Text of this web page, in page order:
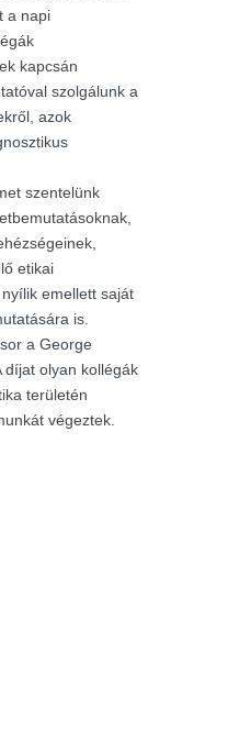
a napi
kapcsán
szolgálunk a
azok
szentelünk
etikai
emellett saját
is.
a George
díjat olyan kollégák
területén
végeztek.